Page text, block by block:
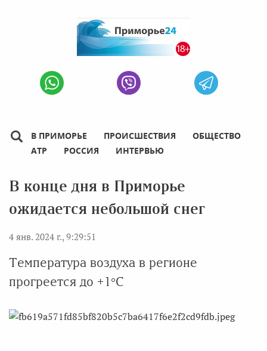
В ПРИМОРЬЕ ПРОИСШЕСТВИЯ
ОБЩЕСТВО
АТР
РОССИЯ ИНТЕРВЬЮ
В конце дня в Приморье
ожидается небольшой снег
4 янв. 2024 г., 9:29:51
Температура воздуха в регионе
прогреется до +1°C